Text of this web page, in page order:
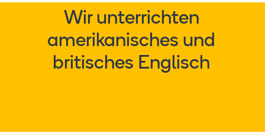
Wir unterrichten
amerikanisches und
britisches Englisch